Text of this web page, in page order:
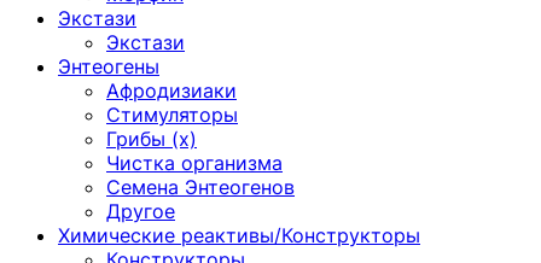
Экстази
Экстази
Энтеогены
Афродизиаки
Стимуляторы
Грибы (х)
Чистка организма
Семена Энтеогенов
Другое
Химические реактивы/Конструкторы